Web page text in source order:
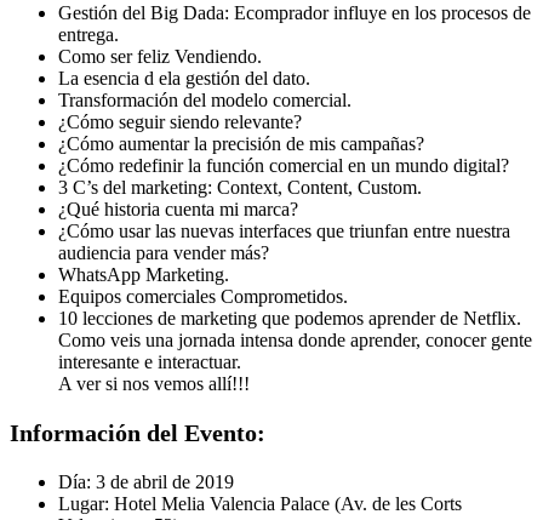
Gestión del Big Dada: Ecomprador influye en los procesos de
entrega.
Como ser feliz Vendiendo.
La esencia d ela gestión del dato.
Transformación del modelo comercial.
¿Cómo seguir siendo relevante?
¿Cómo aumentar la precisión de mis campañas?
¿Cómo redefinir la función comercial en un mundo digital?
3 C’s del marketing: Context, Content, Custom.
¿Qué historia cuenta mi marca?
¿Cómo usar las nuevas interfaces que triunfan entre nuestra
audiencia para vender más?
WhatsApp Marketing.
Equipos comerciales Comprometidos.
10 lecciones de marketing que podemos aprender de Netflix.
Como veis una jornada intensa donde aprender, conocer gente
interesante e interactuar.
A ver si nos vemos allí!!!
Información del Evento:
Día: 3 de abril de 2019
Lugar: Hotel Melia Valencia Palace (Av. de les Corts